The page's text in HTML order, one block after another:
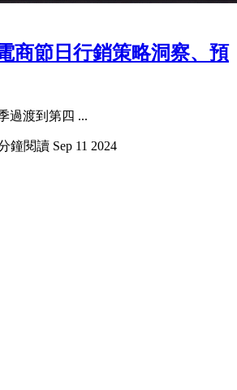
商節日行銷策略洞察、預
過渡到第四 ...
鐘閱讀 Sep 11 2024